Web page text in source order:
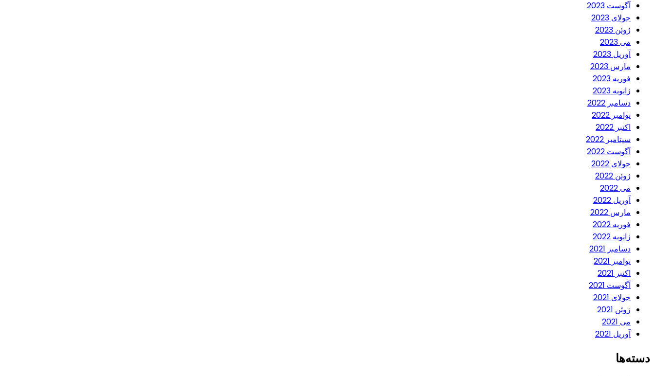
آگوست 2023
جولای 2023
ژوئن 2023
می 2023
آوریل 2023
مارس 2023
فوریه 2023
ژانویه 2023
دسامبر 2022
نوامبر 2022
اکتبر 2022
سپتامبر 2022
آگوست 2022
جولای 2022
ژوئن 2022
می 2022
آوریل 2022
مارس 2022
فوریه 2022
ژانویه 2022
دسامبر 2021
نوامبر 2021
اکتبر 2021
آگوست 2021
جولای 2021
ژوئن 2021
می 2021
آوریل 2021
دسته‌ها